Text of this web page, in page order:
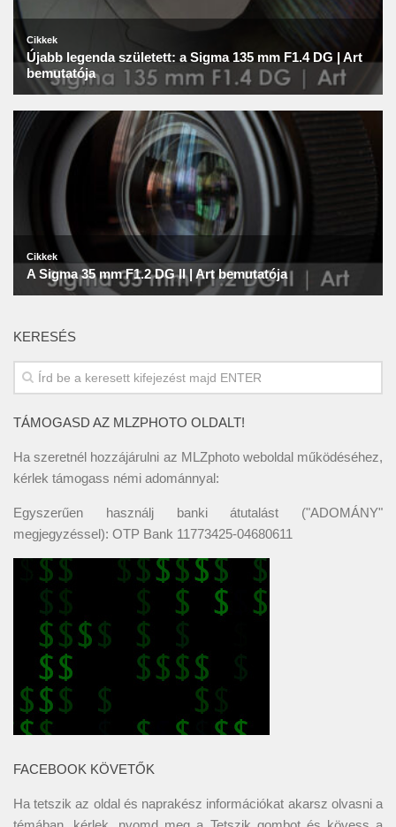
KERESÉS
TÁMOGASD AZ MLZPHOTO OLDALT!
Ha szeretnél hozzájárulni az MLZphoto weboldal működéséhez,
kérlek támogass némi adománnyal:
Egyszerűen használj banki átutalást ("ADOMÁNY"
megjegyzéssel): OTP Bank 11773425-04680611
FACEBOOK KÖVETŐK
Ha tetszik az oldal és naprakész információkat akarsz olvasni a